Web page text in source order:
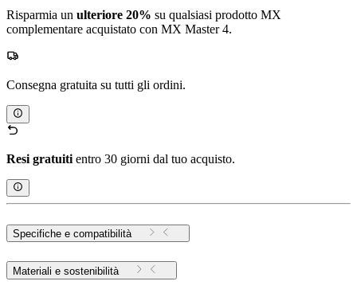
Risparmia un ulteriore 20% su qualsiasi prodotto MX
complementare acquistato con MX Master 4.
Consegna gratuita su tutti gli ordini.
Resi gratuiti entro 30 giorni dal tuo acquisto.
Specifiche e compatibilità
Materiali e sostenibilità